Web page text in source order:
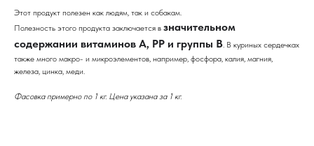
Этот продукт полезен как людям, так и собакам.
Полезность этого продукта заключается в значительном
содержании витаминов А, РР и группы В. В куриных сердечках
также много макро- и микроэлементов, например, фосфора, калия, магния,
железа, цинка, меди.
Фасовка примерно по 1 кг. Цена указана за 1 кг.